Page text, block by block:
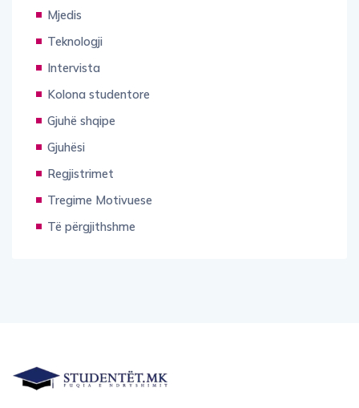
Mjedis
Teknologji
Intervista
Kolona studentore
Gjuhë shqipe
Gjuhësi
Regjistrimet
Tregime Motivuese
Të përgjithshme